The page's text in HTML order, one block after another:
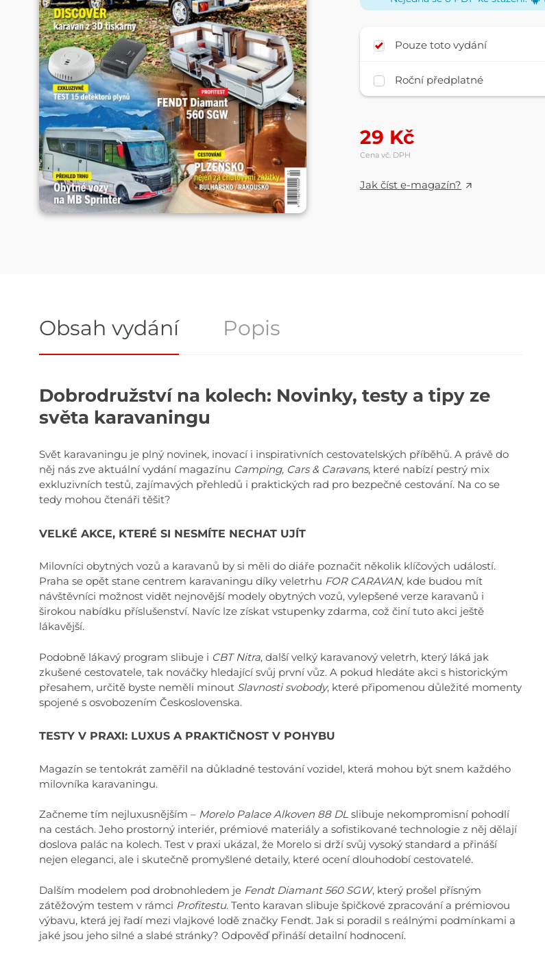
Pouze toto vydání
Roční předplatné
29 Kč
Cena vč. DPH
Jak číst e-magazín?
Obsah vydání Popis
Obsah vydání
Dobrodružství na kolech: Novinky, testy a tipy ze
světa karavaningu
Svět karavaningu je plný novinek, inovací i inspirativních cestovatelských příběhů. A právě do
něj nás zve aktuální vydání magazínu Camping, Cars & Caravans, které nabízí pestrý mix
exkluzivních testů, zajímavých přehledů i praktických rad pro bezpečné cestování. Na co se
tedy mohou čtenáři těšit?
VELKÉ AKCE, KTERÉ SI NESMÍTE NECHAT UJÍT
Milovníci obytných vozů a karavanů by si měli do diáře poznačit několik klíčových událostí.
Praha se opět stane centrem karavaningu díky veletrhu FOR CARAVAN, kde budou mít
návštěvníci možnost vidět nejnovější modely obytných vozů, vylepšené verze karavanů i
širokou nabídku příslušenství. Navíc lze získat vstupenky zdarma, což činí tuto akci ještě
lákavější.
Podobně lákavý program slibuje i CBT Nitra, další velký karavanový veletrh, který láká jak
zkušené cestovatele, tak nováčky hledající svůj první vůz. A pokud hledáte akci s historickým
přesahem, určitě byste neměli minout Slavnosti svobody, které připomenou důležité momenty
spojené s osvobozením Československa.
TESTY V PRAXI: LUXUS A PRAKTIČNOST V POHYBU
Magazín se tentokrát zaměřil na důkladné testování vozidel, která mohou být snem každého
milovníka karavaningu.
Začneme tím nejluxusnějším – Morelo Palace Alkoven 88 DL slibuje nekompromisní pohodlí
na cestách. Jeho prostorný interiér, prémiové materiály a sofistikované technologie z něj dělají
doslova palác na kolech. Test v praxi ukázal, že Morelo si drží svůj vysoký standard a přináší
nejen eleganci, ale i skutečně promyšlené detaily, které ocení dlouhodobí cestovatelé.
Dalším modelem pod drobnohledem je Fendt Diamant 560 SGW, který prošel přísným
zátěžovým testem v rámci Profitestu. Tento karavan slibuje špičkové zpracování a prémiovou
výbavu, která jej řadí mezi vlajkové lodě značky Fendt. Jak si poradil s reálnými podmínkami a
jaké jsou jeho silné a slabé stránky? Odpověď přináší detailní hodnocení.